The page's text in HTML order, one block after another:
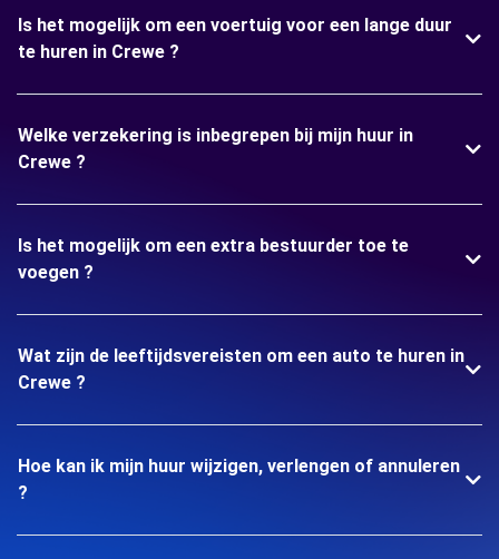
Is het mogelijk om een voertuig voor een lange duur
te huren in Crewe ?
Welke verzekering is inbegrepen bij mijn huur in
Crewe ?
Is het mogelijk om een extra bestuurder toe te
voegen ?
Wat zijn de leeftijdsvereisten om een auto te huren in
Crewe ?
Hoe kan ik mijn huur wijzigen, verlengen of annuleren
?